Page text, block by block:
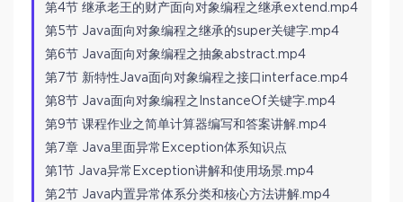
第4节 继承老王的财产面向对象编程之继承extend.mp4
第5节 Java面向对象编程之继承的super关键字.mp4
第6节 Java面向对象编程之抽象abstract.mp4
第7节 新特性Java面向对象编程之接口interface.mp4
第8节 Java面向对象编程之InstanceOf关键字.mp4
第9节 课程作业之简单计算器编写和答案讲解.mp4
第7章 Java里面异常Exception体系知识点
第1节 Java异常Exception讲解和使用场景.mp4
第2节 Java内置异常体系分类和核心方法讲解.mp4